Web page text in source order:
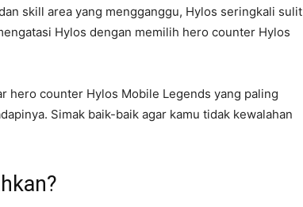
skill area yang mengganggu, Hylos seringkali sulit
Hylos dengan memilih hero counter Hylos
hero counter Hylos Mobile Legends yang paling
Simak baik-baik agar kamu tidak kewalahan